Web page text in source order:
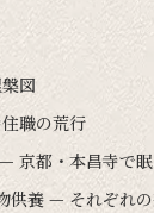
図
職の荒行
京都・本昌寺で
供養 — それぞれ